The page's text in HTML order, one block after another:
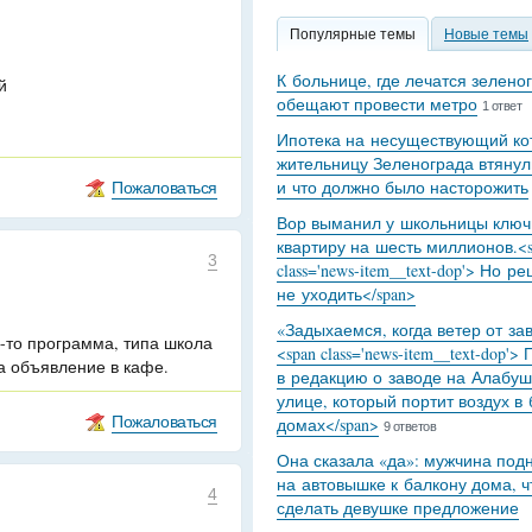
Пожаловаться
3
то программа, типа школа
объявление в кафе.
Пожаловаться
4
Популярные темы Новые темы
К больнице, где лечатся
обещают провести метро 1 ответ
Ипотека на несуществующий
жительницу Зеленограда
и что должно было насторожить
Вор выманил у школьницы
квартиру на шесть
class='news-item__text-dop'> Но
не уходить</span>
«Задыхаемся, когда ветер от
<span class='news-item__text-dop'>
в редакцию о заводе на
улице, который портит воздух
домах</span> 9 ответов
Она сказала «да»: мужчина
на автовышке к балкону дома,
сделать девушке предложение